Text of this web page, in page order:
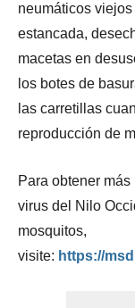
neumáticos
estancada,
macetas en
los botes de
las carretillas
reproducción de
Para obtener
virus del Nilo
mosquitos,
visite: https://